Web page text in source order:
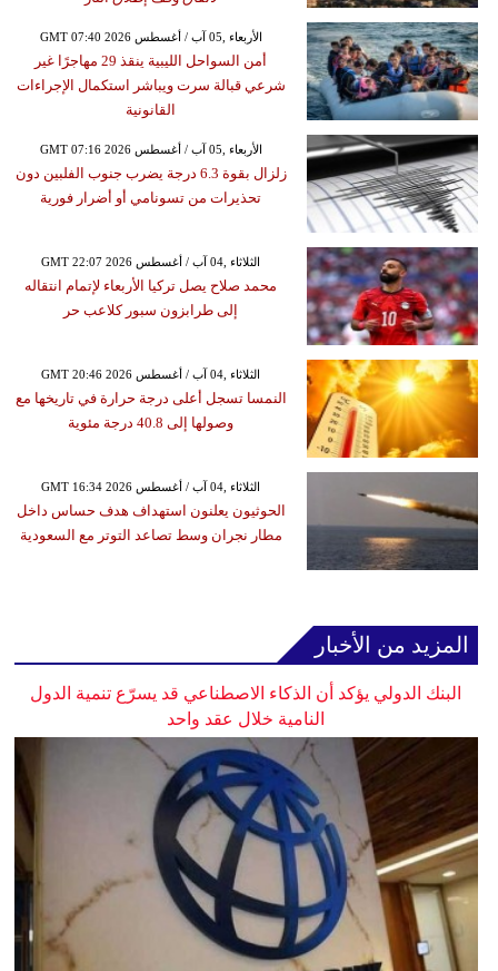
GMT 07:40 2026 الأربعاء ,05 آب / أغسطس
أمن السواحل الليبية ينقذ 29 مهاجرًا غير
شرعي قبالة سرت ويباشر استكمال الإجراءات
القانونية
GMT 07:16 2026 الأربعاء ,05 آب / أغسطس
زلزال بقوة 6.3 درجة يضرب جنوب الفلبين دون
تحذيرات من تسونامي أو أضرار فورية
GMT 22:07 2026 الثلاثاء ,04 آب / أغسطس
محمد صلاح يصل تركيا الأربعاء لإتمام انتقاله
إلى طرابزون سبور كلاعب حر
GMT 20:46 2026 الثلاثاء ,04 آب / أغسطس
النمسا تسجل أعلى درجة حرارة في تاريخها مع
وصولها إلى 40.8 درجة مئوية
GMT 16:34 2026 الثلاثاء ,04 آب / أغسطس
الحوثيون يعلنون استهداف هدف حساس داخل
مطار نجران وسط تصاعد التوتر مع السعودية
المزيد من الأخبار
البنك الدولي يؤكد أن الذكاء الاصطناعي قد يسرّع تنمية الدول
النامية خلال عقد واحد